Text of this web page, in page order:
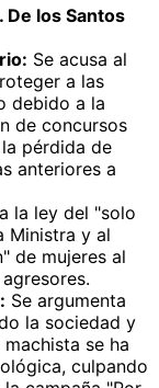
De los Santos
Se acusa al
a las
debido a la
de concursos
pérdida de
anteriores a
la ley del "solo
Ministra y al
de mujeres al
Se argumenta
la sociedad y
se ha
culpando